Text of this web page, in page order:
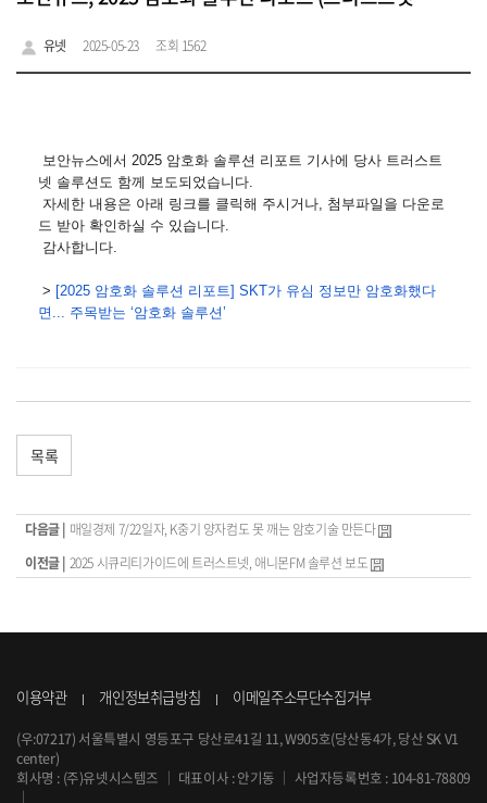
유넷 2025-05-23 조회 1562
보안뉴스에서 2025 암호화 솔루션 리포트 기사에 당사 트러스트
넷 솔루션도 함께 보도되었습니다.
자세한 내용은 아래 링크를 클릭해 주시거나, 첨부파일을 다운로
드 받아 확인하실 수 있습니다.
감사합니다.
> [2025 암호화 솔루션 리포트] SKT가 유심 정보만 암호화했다
면... 주목받는 ‘암호화 솔루션’
목록
다음글 | 매일경제 7/22일자, K중기 양자컴도 못 깨는 암호기술 만든다
이전글 | 2025 시큐리티가이드에 트러스트넷, 애니몬FM 솔루션 보도
이용약관 개인정보취급방침
이메일주소무단수집거부
(우:07217) 서울특별시 영등포구 당산로41길 11, W905호(당산동4가, 당산 SK V1
center)
회사명 : (주)유넷시스템즈 ｜ 대표이사 : 안기동 ｜ 사업자등록번호 : 104-81-78809
｜